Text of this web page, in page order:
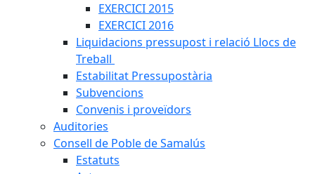
EXERCICI 2015
EXERCICI 2016
Liquidacions pressupost i relació Llocs de
Treball
Estabilitat Pressupostària
Subvencions
Convenis i proveïdors
Auditories
Consell de Poble de Samalús
Estatuts